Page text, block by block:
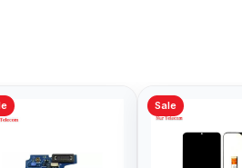
Realme C11 Display
Price in Bangladesh